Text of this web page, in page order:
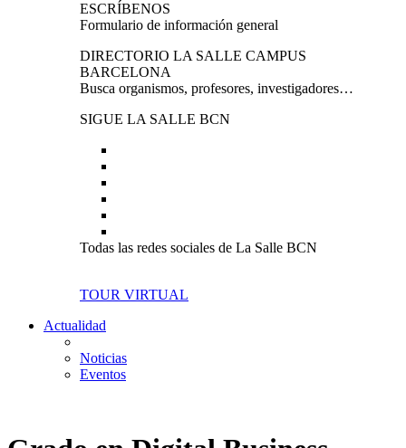
ESCRÍBENOS
Formulario de información general
DIRECTORIO LA SALLE CAMPUS
BARCELONA
Busca organismos, profesores, investigadores…
SIGUE LA SALLE BCN
Todas las redes sociales de La Salle BCN
TOUR VIRTUAL
Actualidad
Noticias
Eventos